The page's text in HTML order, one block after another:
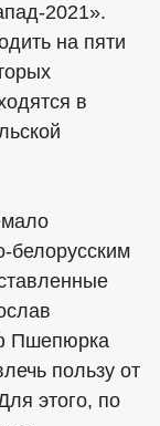
2021».
на пяти
в
белорусским
Пшепюрка
пользу от
этого, по